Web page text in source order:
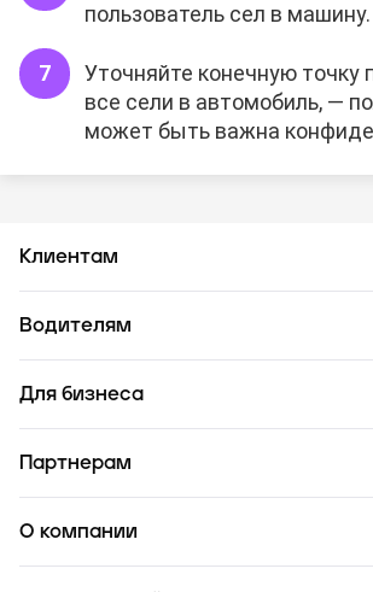
пользователь сел в машину.
Уточняйте конечную точку
все сели в автомобиль, —
может быть важна
Клиентам
Водителям
Для бизнеса
Партнерам
О компании